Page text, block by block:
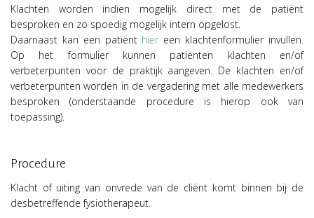
Klachten worden indien mogelijk direct met de patiënt
besproken en zo spoedig mogelijk intern opgelost.
Daarnaast kan een patiënt hier een klachtenformulier invullen.
Op het formulier kunnen patiënten klachten en/of
verbeterpunten voor de praktijk aangeven. De klachten en/of
verbeterpunten worden in de vergadering met alle medewerkers
besproken (onderstaande procedure is hierop ook van
toepassing).
Procedure
Klacht of uiting van onvrede van de cliënt komt binnen bij de
desbetreffende fysiotherapeut.